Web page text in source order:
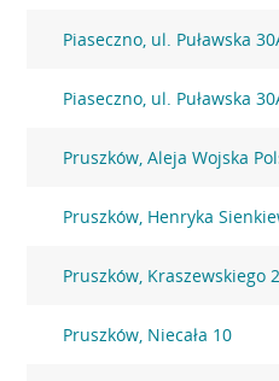
Piaseczno, ul. Puławska
Piaseczno, ul. Puławska
Pruszków, Aleja Wojska
Pruszków, Henryka
Pruszków, Kraszewskiego
Pruszków, Niecała 10